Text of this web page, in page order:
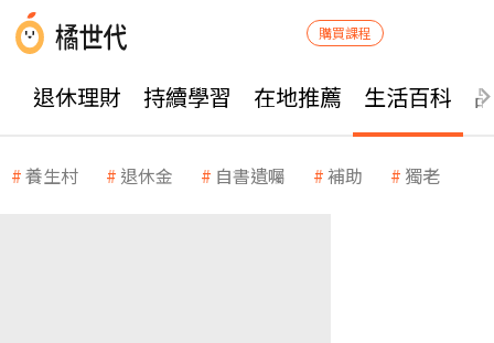
購買課程
退休理財 持續學習 在地推薦 生活百科
養生村 退休金 自書遺囑 補助 獨老